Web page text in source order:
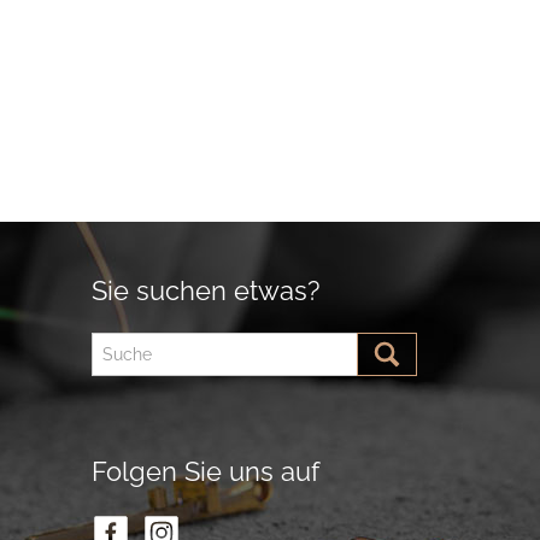
Sie suchen etwas?
Folgen Sie uns auf